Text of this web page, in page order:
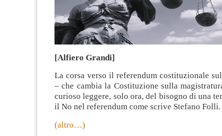
[Alfiero Grandi]
La corsa verso il referendum costituzionale
– che cambia la Costituzione sulla
curioso leggere, solo ora, del bisogno di una
il No nel referendum come scrive Stefano Folli.
(altro…)